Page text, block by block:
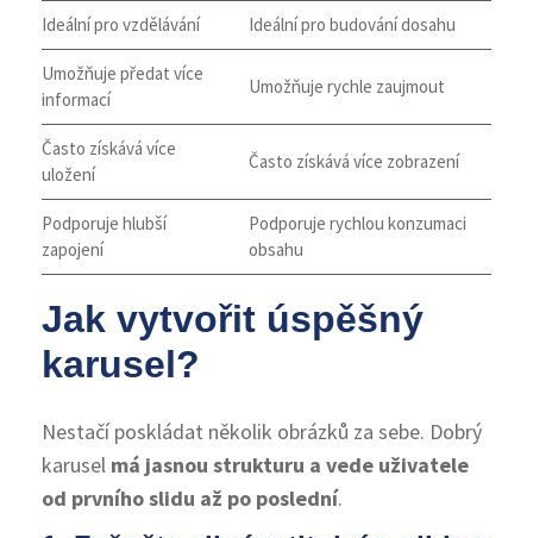
Ideální pro vzdělávání Ideální pro budování dosahu
Umožňuje předat více
informací
Umožňuje rychle zaujmout
Často získává více
uložení
Často získává více zobrazení
Podporuje hlubší
zapojení
Podporuje rychlou konzumaci
obsahu
Jak vytvořit úspěšný
karusel?
Nestačí poskládat několik obrázků za sebe. Dobrý
karusel má jasnou strukturu a vede uživatele
od prvního slidu až po poslední.